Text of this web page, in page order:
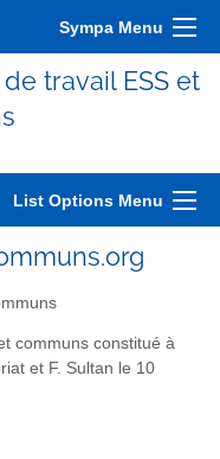
Sympa Menu
travail ESS et
List Options Menu
communs constitué à
et F. Sultan le 10